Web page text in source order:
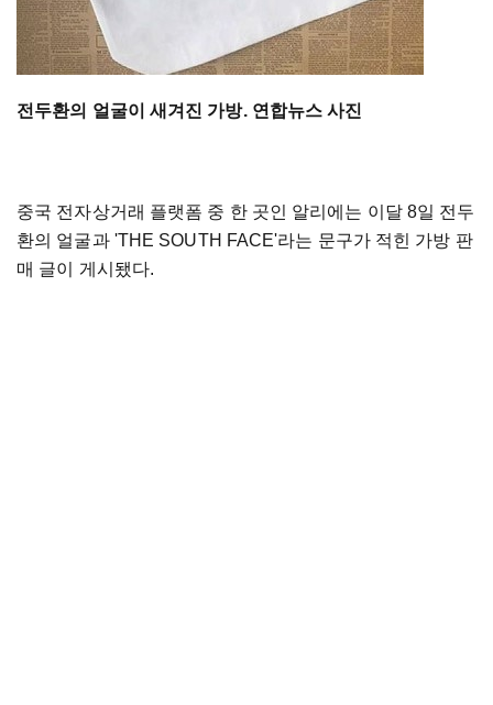
전두환의 얼굴이 새겨진 가방. 연합뉴스 사진
중국 전자상거래 플랫폼 중 한 곳인 알리에는 이달 8일 전두
환의 얼굴과 'THE SOUTH FACE'라는 문구가 적힌 가방 판
매 글이 게시됐다.